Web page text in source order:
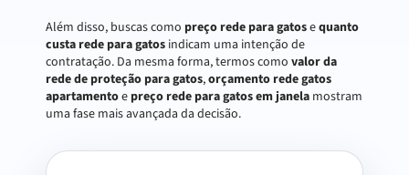
Além disso, buscas como preço rede para gatosequanto
custa rede para gatos indicam uma intenção de
contratação. Da mesma forma, termos como valor da
rede de proteção para gatos,orçamento rede gatos
apartamentoe preço rede para gatos em janela mostram
uma fase mais avançada da decisão.